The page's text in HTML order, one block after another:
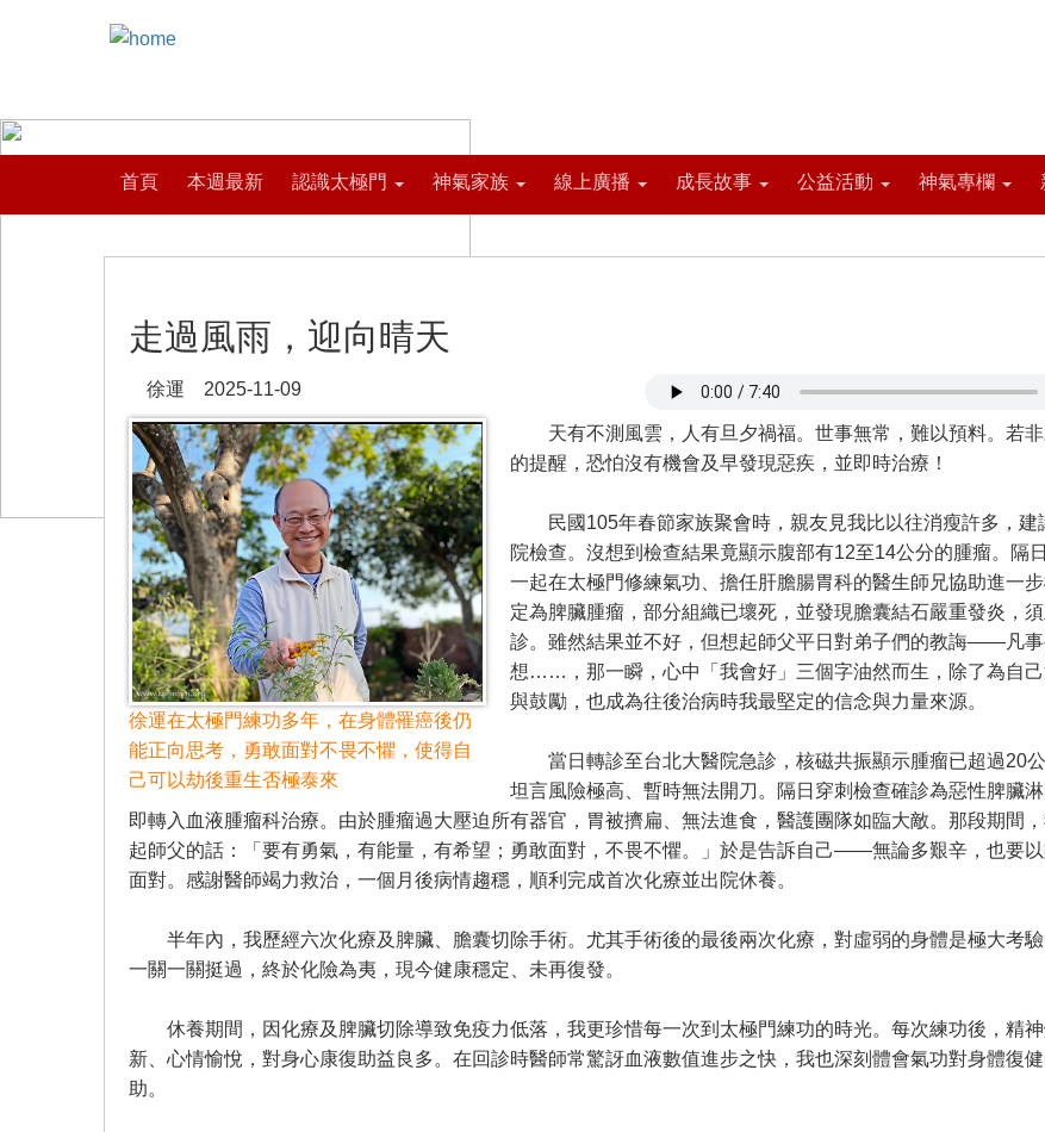
首頁 本週最新 認識太極門 神氣家族 線上廣播 成長故事 公益活動 神氣專欄
走過風雨，迎向晴天
徐運 2025-11-09
徐運在太極門練功多年，在身體罹癌後仍
能正向思考，勇敢面對不畏不懼，使得自
己可以劫後重生否極泰來
天有不測風雲，人有旦夕禍福。世事無常，難以預料。若非
的提醒，恐怕沒有機會及早發現惡疾，並即時治療！
民國105年春節家族聚會時，親友見我比以往消瘦許多，建
院檢查。沒想到檢查結果竟顯示腹部有12至14公分的腫瘤。隔
一起在太極門修練氣功、擔任肝膽腸胃科的醫生師兄協助進一
定為脾臟腫瘤，部分組織已壞死，並發現膽囊結石嚴重發炎，
診。雖然結果並不好，但想起師父平日對弟子們的教誨——凡
想……，那一瞬，心中「我會好」三個字油然而生，除了為自
與鼓勵，也成為往後治病時我最堅定的信念與力量來源。
當日轉診至台北大醫院急診，核磁共振顯示腫瘤已超過20
坦言風險極高、暫時無法開刀。隔日穿刺檢查確診為惡性脾臟
即轉入血液腫瘤科治療。由於腫瘤過大壓迫所有器官，胃被擠扁、無法進食，醫護團隊如臨大敵。那段期間
起師父的話：「要有勇氣，有能量，有希望；勇敢面對，不畏不懼。」於是告訴自己——無論多艱辛，也要
面對。感謝醫師竭力救治，一個月後病情趨穩，順利完成首次化療並出院休養。
半年內，我歷經六次化療及脾臟、膽囊切除手術。尤其手術後的最後兩次化療，對虛弱的身體是極大考
一關一關挺過，終於化險為夷，現今健康穩定、未再復發。
休養期間，因化療及脾臟切除導致免疫力低落，我更珍惜每一次到太極門練功的時光。每次練功後，精
新、心情愉悅，對身心康復助益良多。在回診時醫師常驚訝血液數值進步之快，我也深刻體會氣功對身體復
助。